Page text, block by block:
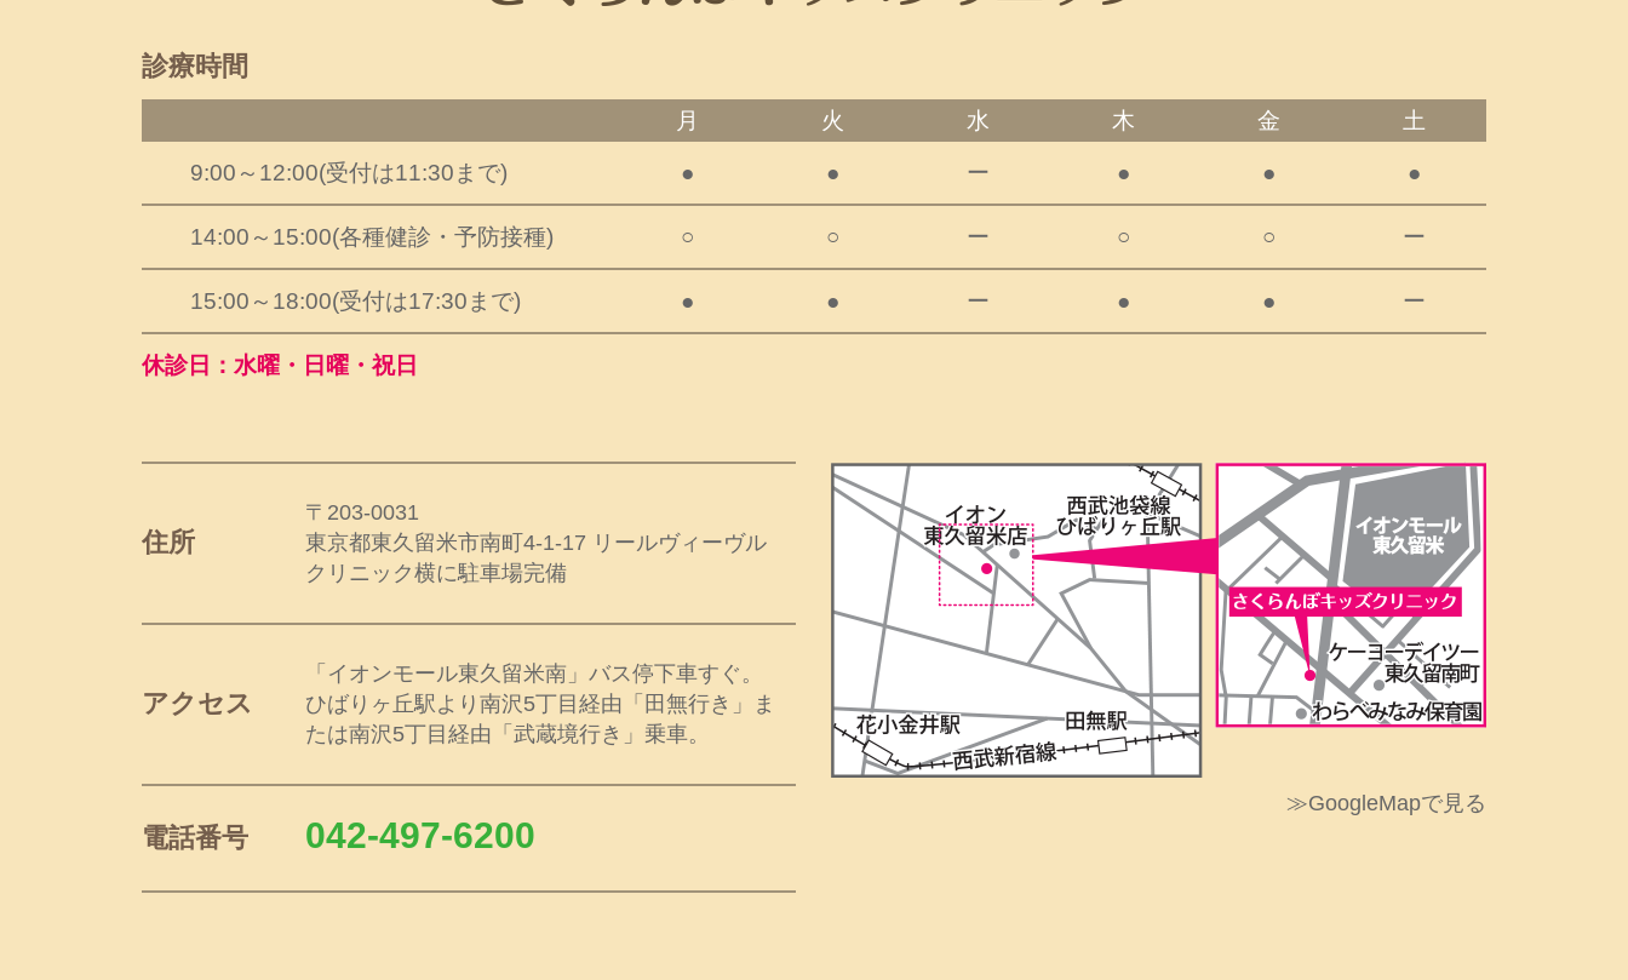
診療時間
月 火 水 木 金 土
9:00～12:00(受付は11:30まで) ● ● ー ● ● ●
14:00～15:00(各種健診・予防接種) ○ ○ ー ○ ○ ー
15:00～18:00(受付は17:30まで) ● ● ー ● ● ー
休診日：水曜・日曜・祝日
住所
〒203-0031
東京都東久留米市南町4-1-17 リールヴィーヴル
クリニック横に駐車場完備
アクセス
「イオンモール東久留米南」バス停下車すぐ。
ひばりヶ丘駅より南沢5丁目経由「田無行き」ま
たは南沢5丁目経由「武蔵境行き」乗車。
電話番号 042-497-6200
≫GoogleMapで見る